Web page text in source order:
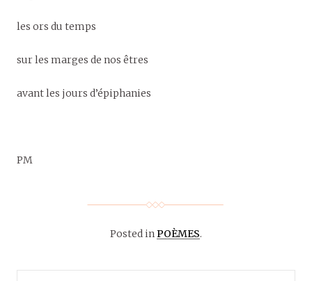
les ors du temps
sur les marges de nos êtres
avant les jours d’épiphanies
PM
Posted inPOÈMES.